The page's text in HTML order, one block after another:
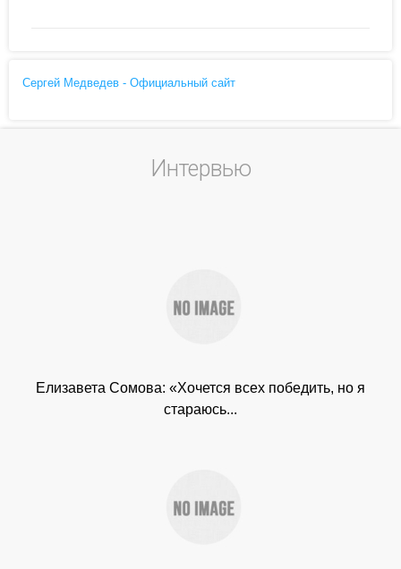
Сергей Медведев - Официальный сайт
Интервью
Елизавета Сомова: «Хочется всех победить, но я
стараюсь...